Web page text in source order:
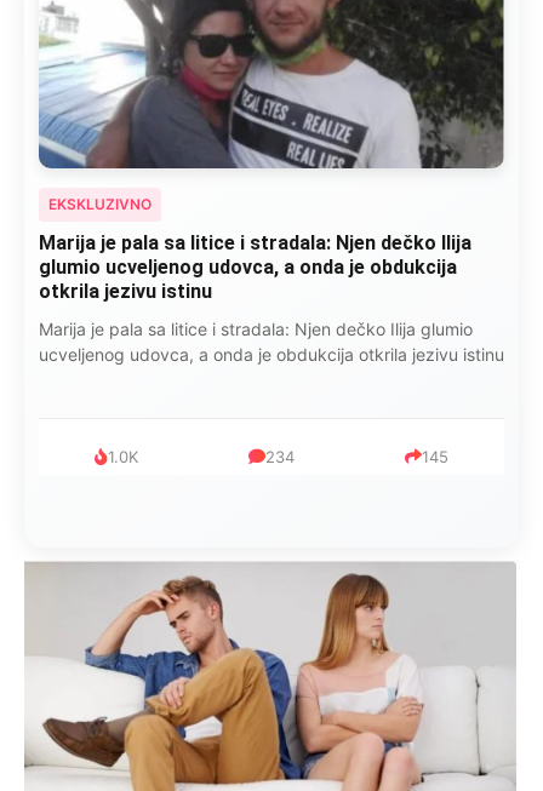
EKSKLUZIVNO
Marija je pala sa litice i stradala: Njen dečko Ilija
glumio ucveljenog udovca, a onda je obdukcija
otkrila jezivu istinu
Marija je pala sa litice i stradala: Njen dečko Ilija glumio
ucveljenog udovca, a onda je obdukcija otkrila jezivu istinu
1.0K 234 145